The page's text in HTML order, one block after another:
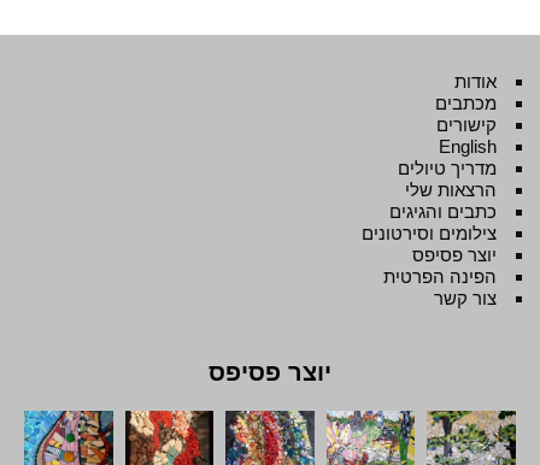
אודות
מכתבים
קישורים
English
מדריך טיולים
הרצאות שלי
כתבים והגיגים
צילומים וסירטונים
יוצר פסיפס
הפינה הפרטית
צור קשר
יוצר פסיפס